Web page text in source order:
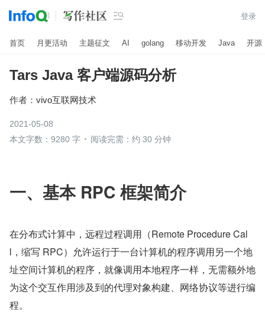
 登录
首页 月更活动 主题征文 AI golang 移动开发 Java 开源
Tars Java 客户端源码分析
作者： vivo互联网技术
2021-05-08
本文字数：9280 字
阅读完需：约 30 分钟
一、基本 RPC 框架简介
在分布式计算中，远程过程调用（Remote Procedure Cal
l，缩写 RPC）允许运行于一台计算机的程序调用另一个地
址空间计算机的程序，就像调用本地程序一样，无需额外地
为这个交互作用涉及到的代理对象构建、网络协议等进行编
程。